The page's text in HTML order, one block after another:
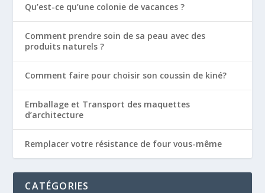
Qu’est-ce qu’une colonie de vacances ?
Comment prendre soin de sa peau avec des
produits naturels ?
Comment faire pour choisir son coussin de kiné?
Emballage et Transport des maquettes
d’architecture
Remplacer votre résistance de four vous-même
CATÉGORIES